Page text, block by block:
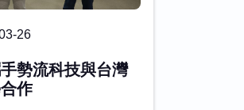
26
勢流科技與台灣
作